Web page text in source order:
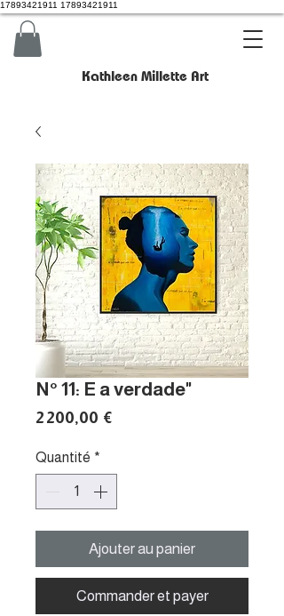
17893421911 17893421911
Kathleen Millette Art
N° 11: E a verdade"
2 200,00 €
Quantité *
Ajouter au panier
Commander et payer